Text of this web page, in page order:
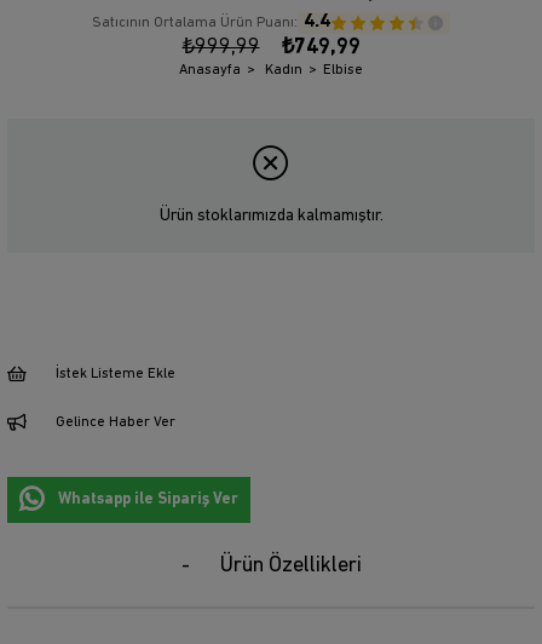
Satıcının Ortalama Ürün Puanı: 4.4
₺999,99 ₺749,99
Anasayfa Kadın Elbise
Ürün stoklarımızda kalmamıştır.
İstek Listeme Ekle
Gelince Haber Ver
Whatsapp ile Sipariş Ver
Ürün Özellikleri